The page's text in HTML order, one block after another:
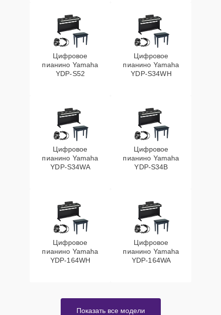
Цифровое
пианино Yamaha
YDP-S52
Цифровое
пианино Yamaha
YDP-S34WH
Цифровое
пианино Yamaha
YDP-S34WA
Цифровое
пианино Yamaha
YDP-S34B
Цифровое
пианино Yamaha
YDP-164WH
Цифровое
пианино Yamaha
YDP-164WA
Показать все модели